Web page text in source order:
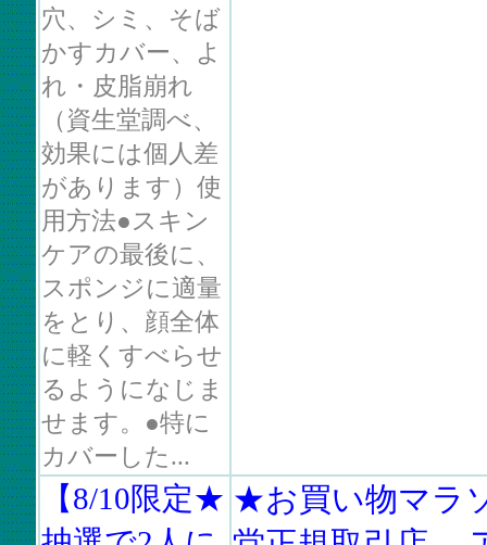
穴、シミ、そば
かすカバー、よ
れ・皮脂崩れ
（資生堂調べ、
効果には個人差
があります）使
用方法●スキン
ケアの最後に、
スポンジに適量
をとり、顔全体
に軽くすべらせ
るようになじま
せます。●特に
カバーした...
【8/10限定★ ★お買い物マラ